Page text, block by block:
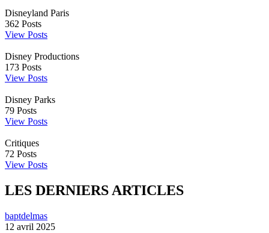
Disneyland Paris
362 Posts
View Posts
Disney Productions
173 Posts
View Posts
Disney Parks
79 Posts
View Posts
Critiques
72 Posts
View Posts
LES DERNIERS ARTICLES
baptdelmas
12 avril 2025